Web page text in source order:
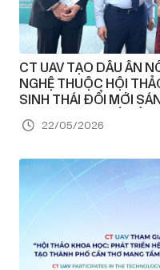
CT UAV TẠO DẤU ẤN
NGHỆ THUỘC HỘI
SINH THÁI ĐỔI MỚI
TẠO THÀNH PHỐ CẦN
VÙNG ĐỒNG BẰNG
22/05/2026